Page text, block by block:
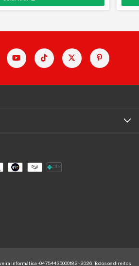
Informática - 04754435000182 - 2026. Todos os direitos